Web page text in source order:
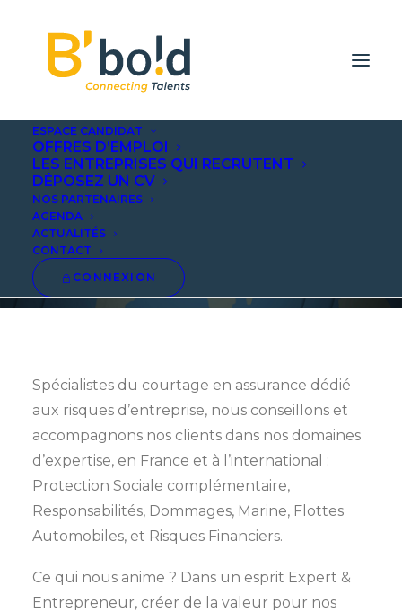
ESPACE CANDIDAT
OFFRES D’EMPLOI
LES ENTREPRISES QUI RECRUTENT
DÉPOSEZ UN CV
NOS PARTENAIRES
AGENDA
ACTUALITÉS
CONTACT
CONNEXION
DELTA ASSURANCES
(GROUPE CANDIDE)
Spécialistes du courtage en assurance dédié
aux risques d’entreprise, nous conseillons et
accompagnons nos clients dans nos domaines
d’expertise, en France et à l’international :
Protection Sociale complémentaire,
Responsabilités, Dommages, Marine, Flottes
Automobiles, et Risques Financiers.
Ce qui nous anime ? Dans un esprit Expert &
Entrepreneur, créer de la valeur pour nos